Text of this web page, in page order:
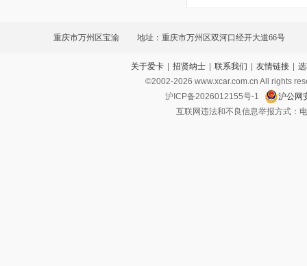
重庆市万州区宝渝 地址：重庆市万州区双河口经开大道66号
关于爱卡 招贤纳士 联系我们 友情链接
©2002-2026 www.xcar.com.cn All rights
沪ICP备2026012155号-1
沪公网
互联网违法和不良信息举报方式：